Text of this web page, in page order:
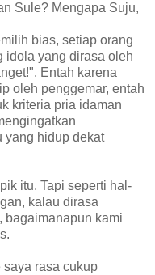
Sule? Mengapa Suju,
bias, setiap orang
idola yang dirasa oleh
Entah karena
oleh penggemar, entah
kriteria pria idaman
yang hidup dekat
itu. Tapi seperti hal-
kalau dirasa
bagaimanapun kami
rasa cukup